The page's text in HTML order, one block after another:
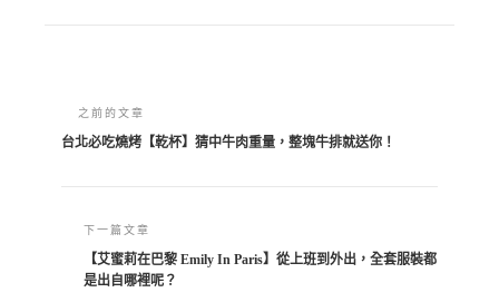
之前的文章
台北必吃燒烤【乾杯】猜中牛肉重量，整塊牛排就送你！
下一篇文章
【艾蜜莉在巴黎 Emily In Paris】從上班到外出，全套服裝都
是出自哪裡呢？